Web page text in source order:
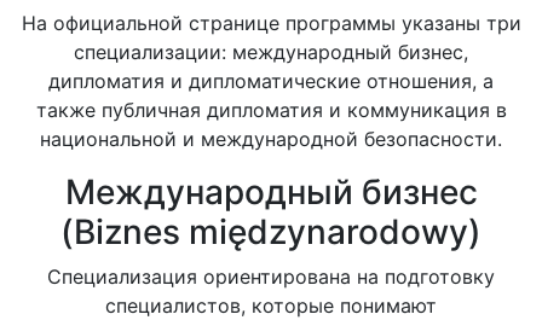
На официальной странице программы указаны три
специализации: международный бизнес,
дипломатия и дипломатические отношения, а
также публичная дипломатия и коммуникация в
национальной и международной безопасности.
Международный бизнес
(Biznes międzynarodowy)
Специализация ориентирована на подготовку
специалистов, которые понимают